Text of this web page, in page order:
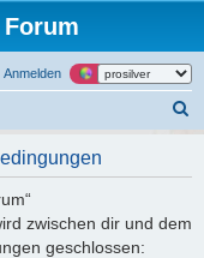
Anmelden
u
zwischen dir und dem
geschlossen: